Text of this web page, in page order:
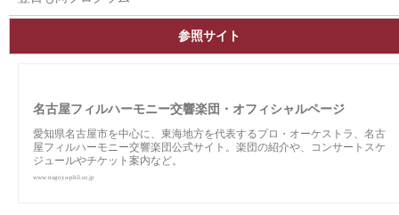
参照サイト
名古屋フィルハーモニー交響楽団・オフィシャルページ
愛知県名古屋市を中心に、東海地方を代表するプロ・オーケストラ、名古
屋フィルハーモニー交響楽団公式サイト。楽団の紹介や、コンサートスケ
ジュールやチケット案内など。
www.nagoya-phil.or.jp